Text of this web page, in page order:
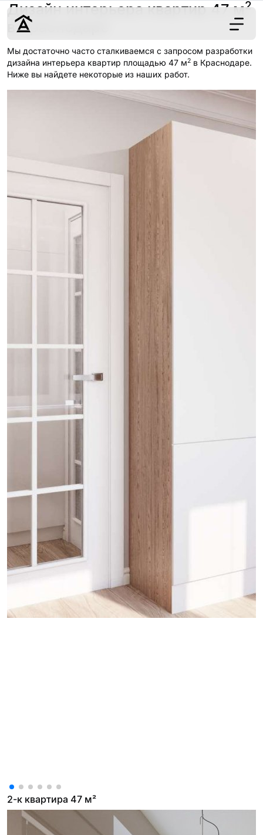
Дизайн
Ремонт
Цены
Наши работы
О нас
Контакты
г. Краснодар
8 (861) 945-12-
34
Обсудить
проект
Дизайн интерьера квартир 47 м2
в Краснодаре
Мы достаточно часто сталкиваемся с запросом разработки
дизайна интерьера квартир площадью 47 м2 в Краснодаре.
Ниже вы найдете некоторые из наших работ.
2-к квартира 47 м²